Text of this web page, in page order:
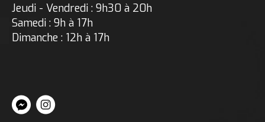
Jeudi - Vendredi : 9h30 à 20h
Samedi : 9h à 17h
Dimanche : 12h à 17h